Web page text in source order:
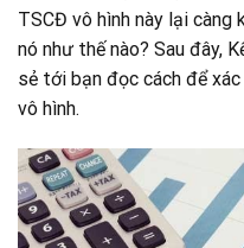
TSCĐ vô hình này lại càng
nó như thế nào? Sau đây,
sẻ tới bạn đọc cách để
vô hình.